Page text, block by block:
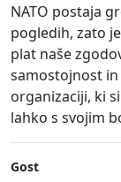
NATO postaja
pogledih, zato
plat naše
samostojnost
organizaciji, ki
lahko s svojim
Gost